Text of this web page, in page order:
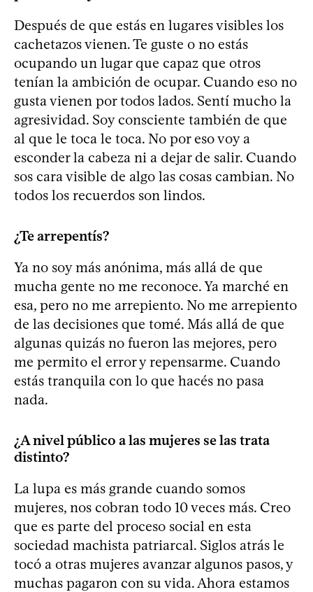
Después de que estás en lugares visibles los
cachetazos vienen. Te guste o no estás
ocupando un lugar que capaz que otros
tenían la ambición de ocupar. Cuando eso no
gusta vienen por todos lados. Sentí mucho la
agresividad. Soy consciente también de que
al que le toca le toca. No por eso voy a
esconder la cabeza ni a dejar de salir. Cuando
sos cara visible de algo las cosas cambian. No
todos los recuerdos son lindos.
¿Te arrepentís?
Ya no soy más anónima, más allá de que
mucha gente no me reconoce. Ya marché en
esa, pero no me arrepiento. No me arrepiento
de las decisiones que tomé. Más allá de que
algunas quizás no fueron las mejores, pero
me permito el error y repensarme. Cuando
estás tranquila con lo que hacés no pasa
nada.
¿A nivel público a las mujeres se las trata
distinto?
La lupa es más grande cuando somos
mujeres, nos cobran todo 10 veces más. Creo
que es parte del proceso social en esta
sociedad machista patriarcal. Siglos atrás le
tocó a otras mujeres avanzar algunos pasos, y
muchas pagaron con su vida. Ahora estamos